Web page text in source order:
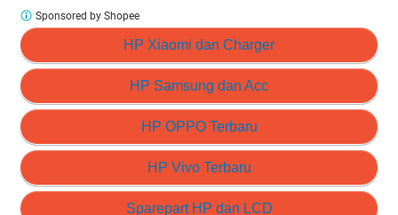
HP Xiaomi dan Charger
HP Samsung dan Acc
HP OPPO Terbaru
HP Vivo Terbaru
Sparepart HP dan LCD
Sponsored by Shopee